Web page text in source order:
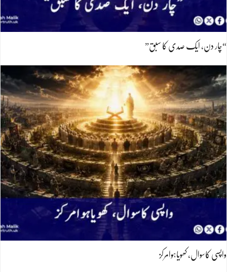
“چار دن، ایک صدی کا سبق”
واپسی کاسوال، کھویاہوامرکز